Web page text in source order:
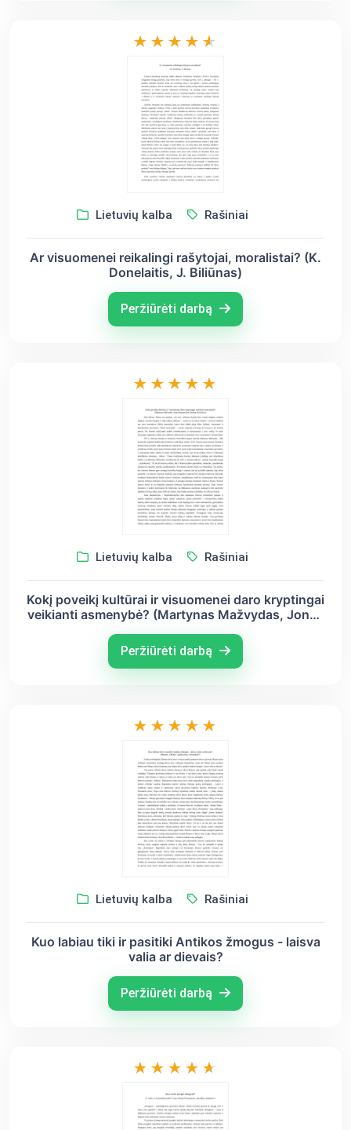
Lietuvių kalba Rašiniai
Ar visuomenei reikalingi rašytojai, moralistai? (K.
Donelaitis, J. Biliūnas)
Peržiūrėti darbą
Lietuvių kalba Rašiniai
Kokį poveikį kultūrai ir visuomenei daro kryptingai
veikianti asmenybė? (Martynas Mažvydas, Jonas
Peržiūrėti darbą
Lietuvių kalba Rašiniai
Kuo labiau tiki ir pasitiki Antikos žmogus - laisva
valia ar dievais?
Peržiūrėti darbą